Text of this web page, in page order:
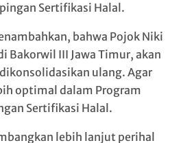
Sertifikasi Halal.
bahwa Pojok Niki
Bakorwil III Jawa Timur, akan
ulang. Agar
optimal dalam Program
Sertifikasi Halal.
lebih lanjut perihal